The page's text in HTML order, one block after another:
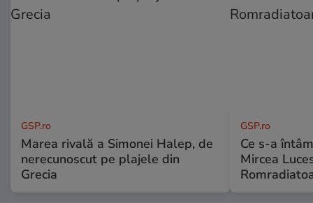
GSP.ro
Marea rivală a Simonei Halep, de
nerecunoscut pe plajele din
Grecia
GSP.ro
Ce s-a
Mircea